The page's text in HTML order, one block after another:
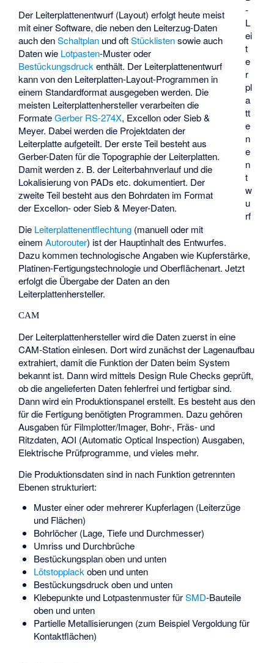
-
L
ei
t
e
r
pl
a
tt
e
n
e
n
t
w
u
rf
Der Leiterplattenentwurf (Layout) erfolgt heute meist
mit einer Software, die neben den Leiterzug-Daten
auch denSchaltplan und oftStücklistensowie auch
Daten wie Lotpasten-Muster oder
Bestückungsdruckenthält. Der Leiterplattenentwurf
kann von den Leiterplatten-Layout-Programmen in
einem Standardformat ausgegeben werden. Die
meisten Leiterplattenhersteller verarbeiten die
FormateGerber RS-274X, Excellon oder Sieb &
Meyer. Dabei werden die Projektdaten der
Leiterplatte aufgeteilt. Der erste Teil besteht aus
Gerber-Daten für die Topographie der Leiterplatten.
Damit werden z. B. der Leiterbahnverlauf und die
Lokalisierung von PADs etc. dokumentiert. Der
zweite Teil besteht aus den Bohrdaten im Format
der Excellon- oder Sieb & Meyer-Daten.
Die Leiterplattenentflechtung (manuell oder mit
einemAutorouter) ist der Hauptinhalt des Entwurfes.
Dazu kommen technologische Angaben wie Kupferstärke,
Platinen-Fertigungstechnologie und Oberflächenart. Jetzt
erfolgt die Übergabe der Daten an den
Leiterplattenhersteller.
CAM
Der Leiterplattenhersteller wird die Daten zuerst in eine
CAM-Station einlesen. Dort wird zunächst der Lagenaufbau
extrahiert, damit die Funktion der Daten beim System
bekannt ist. Dann wird mittels Design Rule Checks geprüft,
ob die angelieferten Daten fehlerfrei und fertigbar sind.
Dann wird ein Produktionspanel erstellt. Es besteht aus den
für die Fertigung benötigten Programmen. Dazu gehören
Ausgaben für Filmplotter/Imager, Bohr-, Fräs- und
Ritzdaten, AOI (Automatic Optical Inspection) Ausgaben,
Elektrische Prüfprogramme, und vieles mehr.
Die Produktionsdaten sind in nach Funktion getrennten
Ebenen strukturiert:
Muster einer oder mehrerer Kupferlagen (Leiterzüge
und Flächen)
Bohrlöcher (Lage, Tiefe und Durchmesser)
Umriss und Durchbrüche
Bestückungsplan oben und unten
Lötstopplack oben und unten
Bestückungsdruck oben und unten
Klebepunkte und Lotpastenmuster fürSMD-Bauteile
oben und unten
Partielle Metallisierungen (zum Beispiel Vergoldung für
Kontaktflächen)